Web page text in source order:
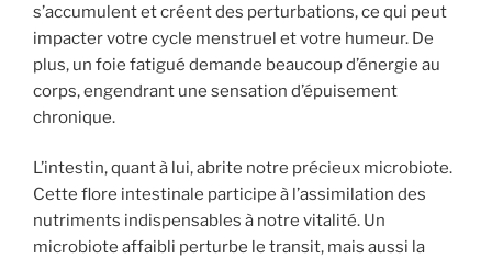
s’accumulent et créent des perturbations, ce qui peut
impacter votre cycle menstruel et votre humeur. De
plus, un foie fatigué demande beaucoup d’énergie au
corps, engendrant une sensation d’épuisement
chronique.
L’intestin, quant à lui, abrite notre précieux microbiote.
Cette flore intestinale participe à l’assimilation des
nutriments indispensables à notre vitalité. Un
microbiote affaibli perturbe le transit, mais aussi la